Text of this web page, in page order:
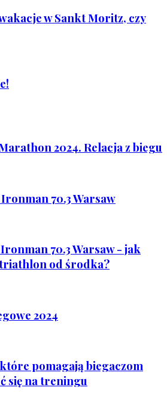
w Sankt Moritz, czy
2024. Relacja z biegu
70.3 Warsaw
70.3 Warsaw - jak
od środka?
2024
pomagają biegaczom
się na treningu